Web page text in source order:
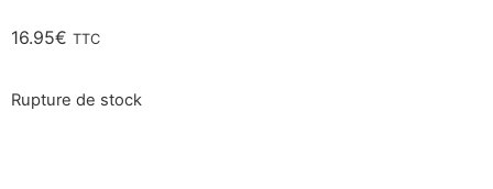
16.95€ TTC
Rupture de stock